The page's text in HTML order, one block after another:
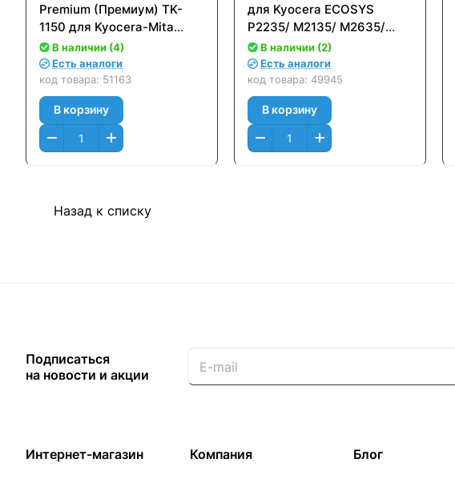
Premium (Премиум) TK-
1150 для Kyocera-Mita
P2235DN/M2135DN
(2500стр.)
В наличии (4)
Есть аналоги
код товара: 51163
В корзину
для Kyocera ECOSYS
P2235/ M2135/ M2635/
M2735 (3000стр.) - с
чипом
В наличии (2)
Есть аналоги
код товара: 49945
В корзину
Назад к списку
Подписаться
на новости и акции
Интернет-магазин Компания Блог